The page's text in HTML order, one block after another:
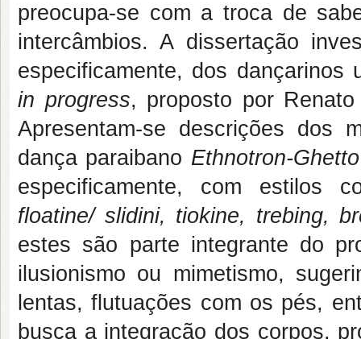
preocupa-se com a troca de
intercâmbios. A dissertação
especificamente, dos
in progress, proposto por
Apresentam-se descrições dos
dança paraibano Ethnotron-
especificamente, com estilos
floatine/ slidini, tiokine, trebing,
estes são parte integrante do
ilusionismo ou mimetismo,
lentas, flutuações com os pés,
busca a integração dos corpos,